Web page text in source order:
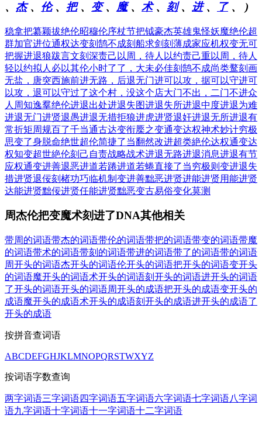
、 杰、 伦、 把、 变、 魔、 术、 刻、 进、 了、 )
稳拿把纂颖拔绝伦昭穆伦序杖节把钺豪杰英雄鬼怪妖魔绝伦超
群加官进位通权达变刻鹄不成刻船求剑刻薄成家应机权变无可
把握进退狼跋言文刻深责己以周，待人以约责己重以周，待人
轻以约拟人必以其伦小时了了，大未必佳刻鹄不成尚类鹜刻画
无盐，唐突西施前进无路，后退无门进可以攻，据可以守进可
以攻，退可以守过了这个村，没这个店大门不出，二门不进众
人周知逸羣绝伦进退出处进退失图进退失所进退中度进退为难
进退无门进贤退愚进退无措拒狼进虎进贤退奸进退无所进退有
常折矩周规百了千当通古达变衔橜之变通变达权神术妙计穷极
思变了身脱命绝世超伦简捷了当翻然改进超类絶伦达权通变达
权知变超世絶伦刻己自责战略战术进退无路进退消息进退有节
应权通变进善退恶进道若踡进道若蜷直接了当穷极则变进退失
措进贤退佞刻楮功巧临机制变进善黜恶进贤进能进贤用能进贤
达能进贤黜佞进贤任能进贤黜恶变古易俗变化莫测
周杰伦把变魔术刻进了DNA其他相关
带周的词语带杰的词语带伦的词语带把的词语带变的词语带魔
的词语带术的词语带刻的词语带进的词语带了的词语带的词语
周开头的词语杰开头的词语伦开头的词语把开头的词语变开头
的词语魔开头的词语术开头的词语刻开头的词语进开头的词语
了开头的词语开头的词语周开头的成语把开头的成语变开头的
成语魔开头的成语术开头的成语刻开头的成语进开头的成语了
开头的成语
按拼音查词语
ABCDEFGHJKLMNOPQRSTWXYZ
按词语字数查询
两字词语三字词语四字词语五字词语六字词语七字词语八字词
语九字词语十字词语十一字词语十二字词语